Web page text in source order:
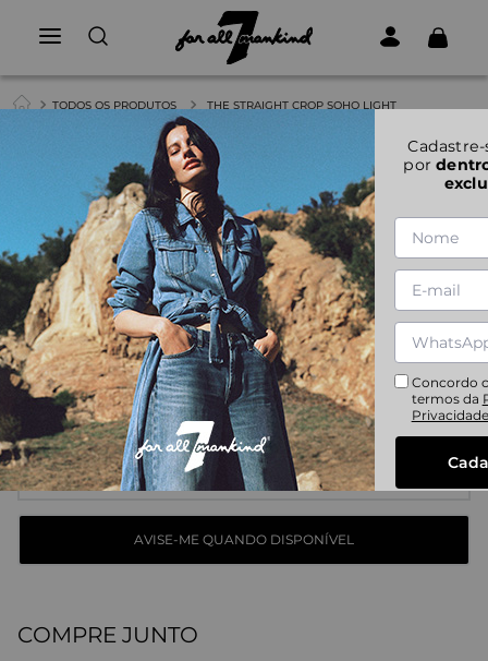
TODOS OS PRODUTOS THE STRAIGHT CROP SOHO LIGHT
THE STRAIGHT CROP SOHO LIGHT
24 25 26 27 28 29 30 31 32
COMPRE JUNTO
por
Concordo
termos da
Privacidade